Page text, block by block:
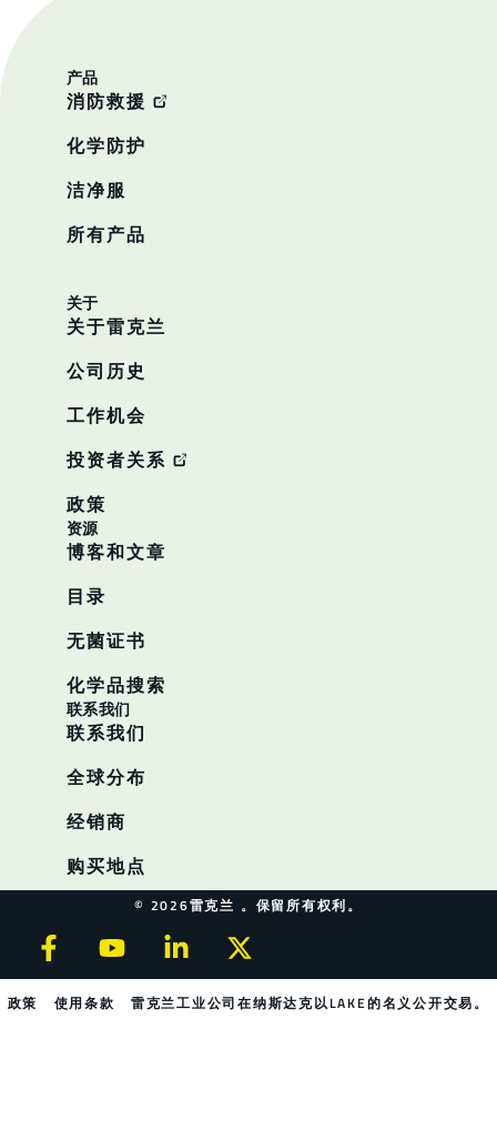
产品
消防救援
化学防护
洁净服
所有产品
关于
关于雷克兰
公司历史
工作机会
投资者关系
政策
资源
博客和文章
目录
无菌证书
化学品搜索
联系我们
联系我们
全球分布
经销商
购买地点
© 2026雷克兰 。保留所有权利。
政策 使用条款 雷克兰工业公司在纳斯达克以LAKE的名义公开交易。